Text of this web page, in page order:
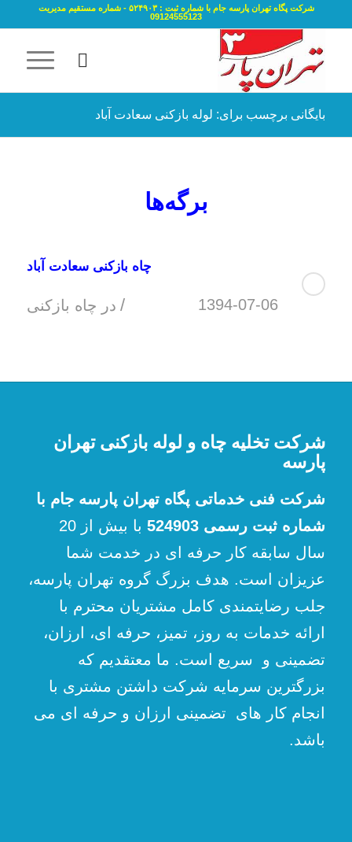
شرکت پگاه تهران پارسه جام با شماره ثبت : ۵۲۴۹۰۳ - شماره مستقیم مدیریت
09124555123
بایگانی برچسب برای: لوله بازکنی سعادت آباد
برگه‌ها
چاه بازکنی سعادت آباد
1394-07-06
/ در چاه بازکنی
شرکت تخلیه چاه و لوله بازکنی تهران
پارسه
شرکت فنی خدماتی پگاه تهران پارسه جام با
شماره ثبت رسمی 524903
با بیش از 20
سال سابقه کار حرفه ای در خدمت شما
عزیزان است. هدف بزرگ گروه تهران پارسه،
جلب رضایتمندی کامل مشتریان محترم با
ارائه خدمات به روز، تمیز، حرفه ای، ارزان،
تضمینی و سریع است. ما معتقدیم که
بزرگترین سرمایه شرکت داشتن مشتری با
انجام کار های تضمینی ارزان و حرفه ای می
باشد.